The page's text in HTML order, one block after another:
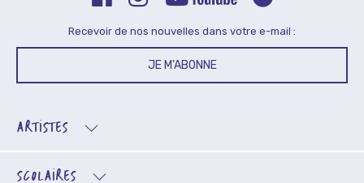
Recevoir de nos nouvelles dans votre e-mail :
JE M'ABONNE
ARTISTES
SCOLAIRES